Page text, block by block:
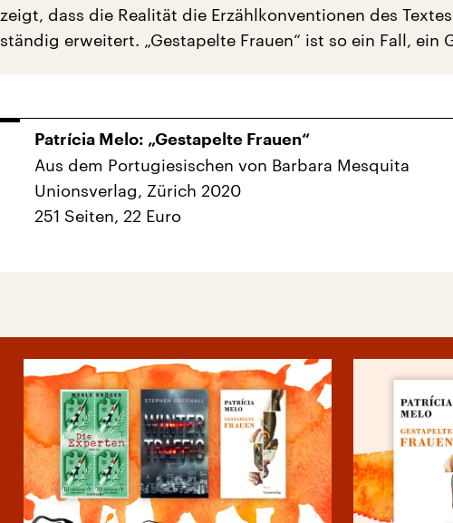
zeigt, dass die Realität die Erzählkonventionen des
ständig erweitert. „Gestapelte Frauen“ ist so ein Fall, ein
Patrícia Melo: „Gestapelte Frauen“
Aus dem Portugiesischen von Barbara Mesquita
Unionsverlag, Zürich 2020
251 Seiten, 22 Euro